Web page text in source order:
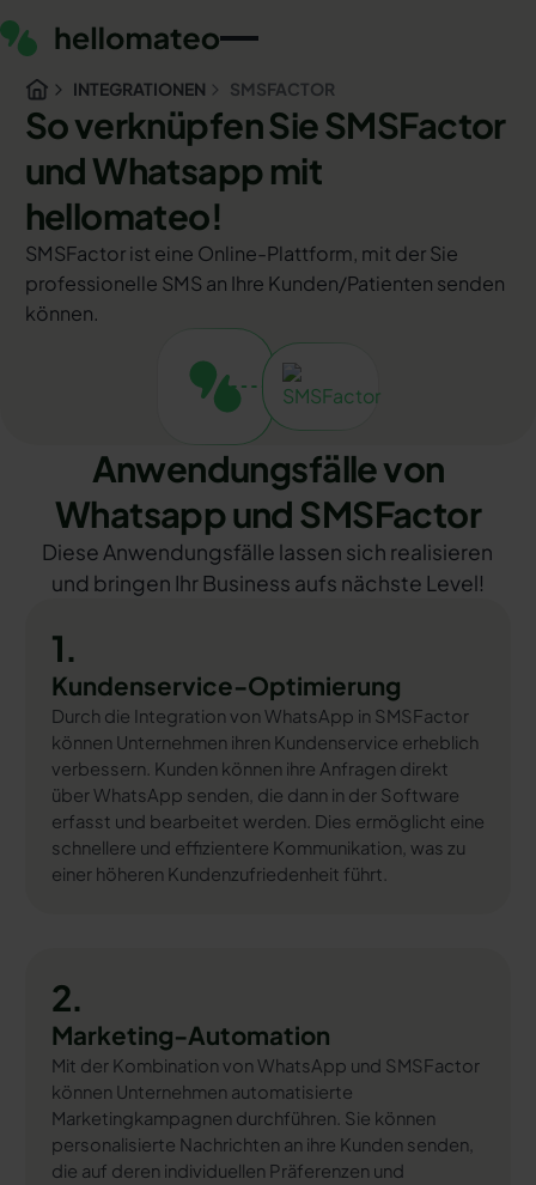
INTEGRATIONEN SMSFACTOR
So verknüpfen Sie SMSFactor
und Whatsapp mit
hellomateo!
SMSFactor ist eine Online-Plattform, mit der Sie
professionelle SMS an Ihre Kunden/Patienten senden
können.
Anwendungsfälle von
Whatsapp und SMSFactor
Diese Anwendungsfälle lassen sich realisieren
und bringen Ihr Business aufs nächste Level!
1.
Kundenservice-Optimierung
Durch die Integration von WhatsApp in SMSFactor
können Unternehmen ihren Kundenservice erheblich
verbessern. Kunden können ihre Anfragen direkt
über WhatsApp senden, die dann in der Software
erfasst und bearbeitet werden. Dies ermöglicht eine
schnellere und effizientere Kommunikation, was zu
einer höheren Kundenzufriedenheit führt.
2.
Marketing-Automation
Mit der Kombination von WhatsApp und SMSFactor
können Unternehmen automatisierte
Marketingkampagnen durchführen. Sie können
personalisierte Nachrichten an ihre Kunden senden,
die auf deren individuellen Präferenzen und